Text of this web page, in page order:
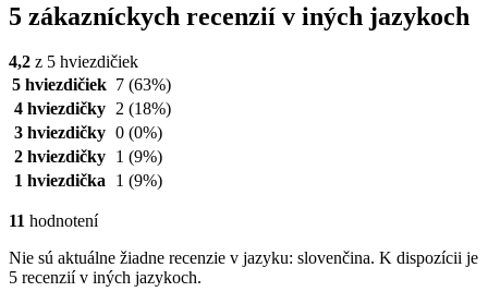
5 zákazníckych recenzií v iných jazykoch
4,2 z 5 hviezdičiek
5 hviezdičiek 7 (63%)
4 hviezdičky 2 (18%)
3 hviezdičky 0 (0%)
2 hviezdičky
1 (9%)
1 hviezdička
1 (9%)
11 hodnotení
Nie sú aktuálne žiadne recenzie v jazyku: slovenčina. K dispozícii je
5 recenzií v iných jazykoch.